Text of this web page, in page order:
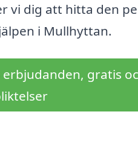
vi dig att hitta den
i Mullhyttan.
erbjudanden, gratis